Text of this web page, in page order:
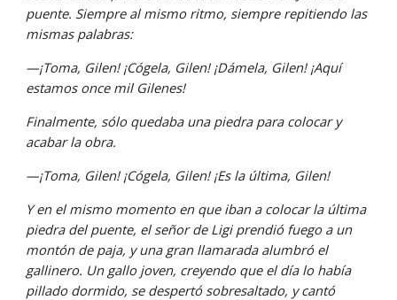
puente. Siempre al mismo ritmo, siempre repitiendo las
mismas palabras:
—¡Toma, Gilen! ¡Cógela, Gilen! ¡Dámela, Gilen! ¡Aquí
estamos once mil Gilenes!
Finalmente, sólo quedaba una piedra para colocar y
acabar la obra.
—¡Toma, Gilen! ¡Cógela, Gilen! ¡Es la última, Gilen!
Y en el mismo momento en que iban a colocar la última
piedra del puente, el señor de Ligi prendió fuego a un
montón de paja, y una gran llamarada alumbró el
gallinero. Un gallo joven, creyendo que el día lo había
pillado dormido, se despertó sobresaltado, y cantó